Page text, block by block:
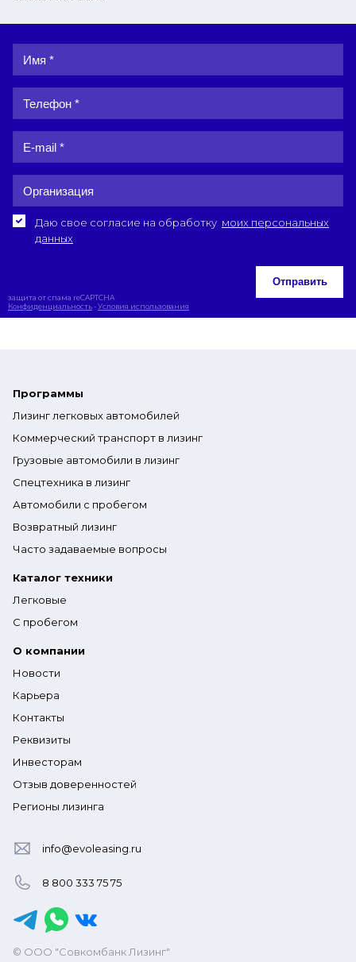
Даю свое согласие на обработку моих персональных
данных
Отправить
защита от спама reCAPTCHA
Конфиденциальность-Условия использования
Программы
Лизинг легковых автомобилей
Коммерческий транспорт в лизинг
Грузовые автомобили в лизинг
Спецтехника в лизинг
Автомобили с пробегом
Возвратный лизинг
Часто задаваемые вопросы
Каталог техники
Легковые
С пробегом
О компании
Новости
Карьера
Контакты
Реквизиты
Инвесторам
Отзыв доверенностей
Регионы лизинга
info@evoleasing.ru
8 800 333 75 75
© ООО "Совкомбанк Лизинг"